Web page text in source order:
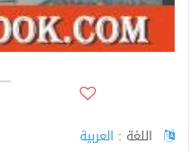
اللغة : العربية